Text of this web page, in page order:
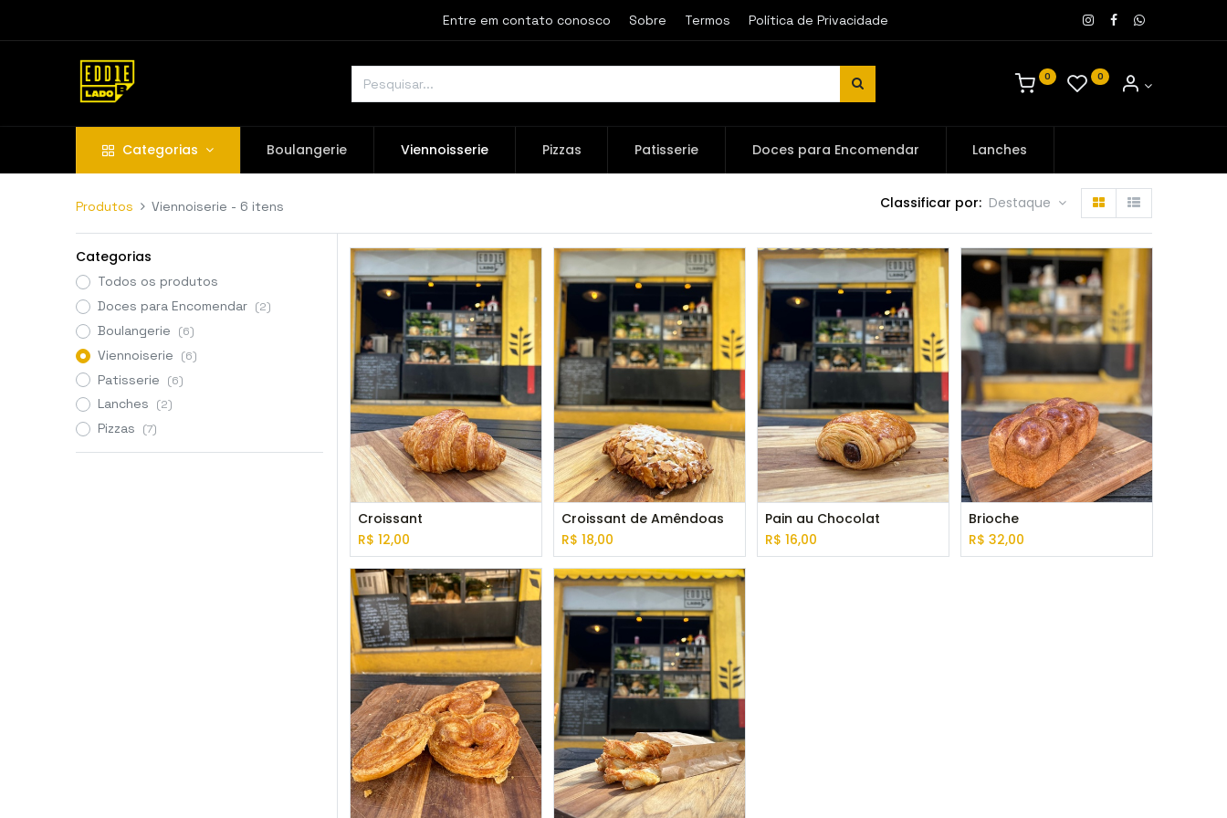
Entre em contato conosco Sobre Termos Política de Privacidade
0 0
Categorias Boulangerie Viennoisserie Pizzas Patisserie Doces para Encomendar Lanches
Produtos Viennoiserie - 6 itens Classificar por: Destaque
Categorias
Todos os produtos
Doces para Encomendar (2)
Boulangerie (6)
Viennoiserie (6)
Patisserie (6)
Lanches (2)
Pizzas (7)
Croissant
R$12,00
Croissant de Amêndoas
R$18,00
Pain au Chocolat
R$16,00
Brioche
R$32,00